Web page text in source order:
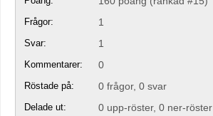
Frågor: 1
Svar: 1
Kommentarer: 0
Röstade på: 0 frågor, 0 svar
Delade ut: 0 upp-röster, 0 ner-röster